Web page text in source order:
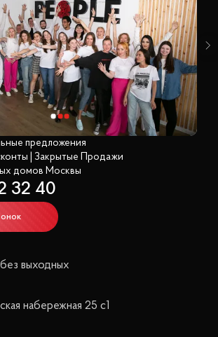
предложения
| Закрытые Продажи
домов Москвы
32 40
выходных
набережная 25 с1